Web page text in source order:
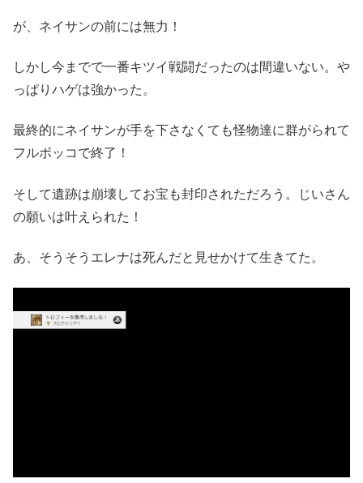
が、ネイサンの前には無力！
しかし今までで一番キツイ戦闘だったのは間違いない。や
っぱりハゲは強かった。
最終的にネイサンが手を下さなくても怪物達に群がられて
フルボッコで終了！
そして遺跡は崩壊してお宝も封印されただろう。じいさん
の願いは叶えられた！
あ、そうそうエレナは死んだと見せかけて生きてた。